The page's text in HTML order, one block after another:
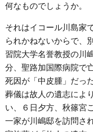
何なものでしょうか。
それはイコール川島家
られかねないからで、
習院大学名誉教授の川
分、聖路加国際病院で
死因が「中皮腫」だっ
葬儀は故人の遺志によ
い、６日夕方、秋篠宮
一家が川嶋邸を訪問さ